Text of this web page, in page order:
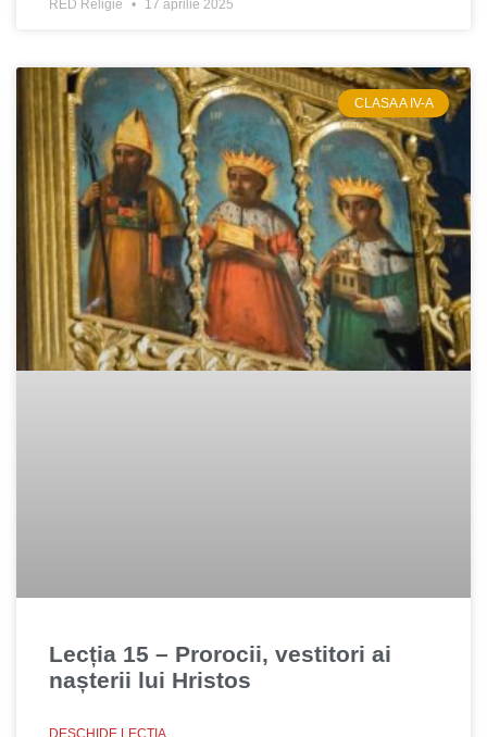
RED Religie 17 aprilie 2025
CLASA A IV-A
Lecția 15 – Prorocii, vestitori ai
nașterii lui Hristos
DESCHIDE LECȚIA